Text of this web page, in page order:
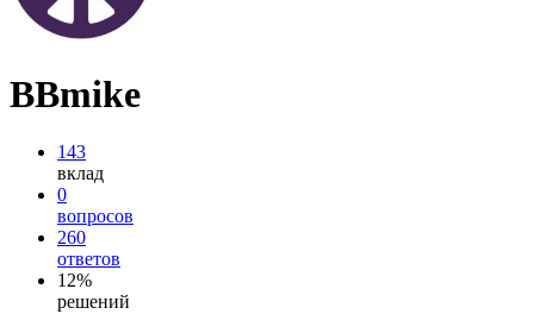
BBmike
143
вклад
0
вопросов
260
ответов
12%
решений